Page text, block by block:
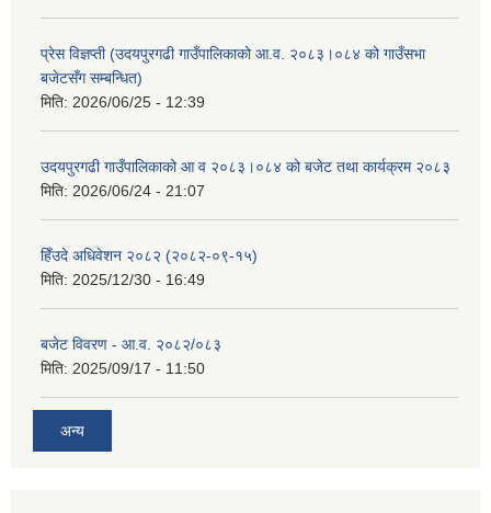
प्रेस विज्ञप्ती (उदयपुरगढी गाउँपालिकाको आ.व. २०८३।०८४ को गाउँसभा
बजेटसँग सम्बन्धित)
मिति: 2026/06/25 - 12:39
उदयपुरगढी गाउँपालिकाको आ व २०८३।०८४ को बजेट तथा कार्यक्रम २०८३
मिति: 2026/06/24 - 21:07
हिँउदे अधिवेशन २०८२ (२०८२-०९-१५)
मिति: 2025/12/30 - 16:49
बजेट विवरण - आ.व. २०८२/०८३
मिति: 2025/09/17 - 11:50
अन्य